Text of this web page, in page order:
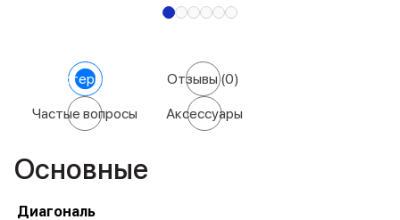
Характеристики Отзывы(0)
Частые вопросы Аксессуары
Основные
Диагональ